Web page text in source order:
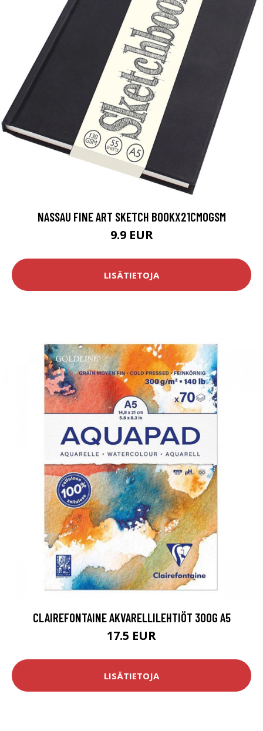
NASSAU FINE ART SKETCH BOOKX21CM0GSM
9.9 EUR
LISÄTIETOJA
CLAIREFONTAINE AKVARELLILEHTIÖT 300G A5
17.5 EUR
LISÄTIETOJA